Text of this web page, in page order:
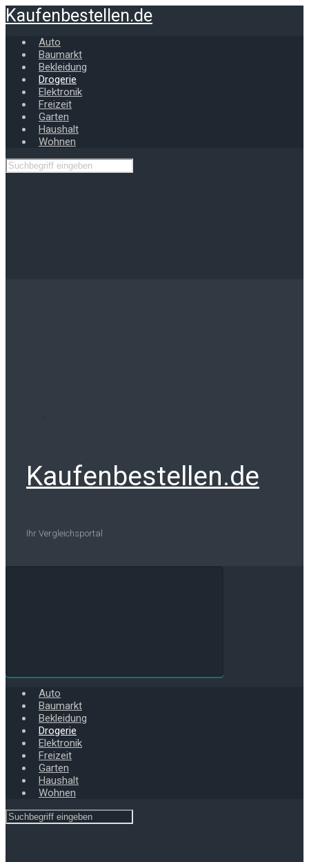
Zum
Hauptinhalt
springen
Kaufenbestellen.de
Auto
Baumarkt
Bekleidung
Drogerie
Elektronik
Freizeit
Garten
Haushalt
Wohnen
Kaufenbestellen.de
Ihr Vergleichsportal
Auto
Baumarkt
Bekleidung
Drogerie
Elektronik
Freizeit
Garten
Haushalt
Wohnen